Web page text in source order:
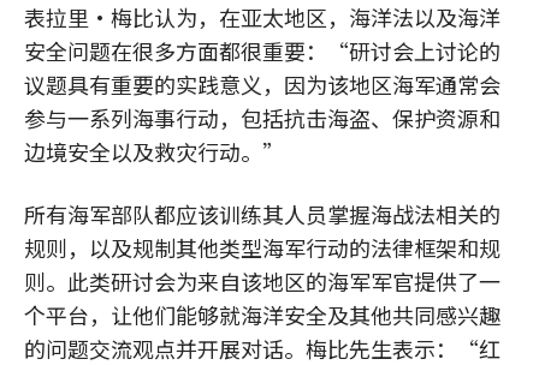
表拉里•梅比认为，在亚太地区，海洋法以及海洋
安全问题在很多方面都很重要：“研讨会上讨论的
议题具有重要的实践意义，因为该地区海军通常会
参与一系列海事行动，包括抗击海盗、保护资源和
边境安全以及救灾行动。”
所有海军部队都应该训练其人员掌握海战法相关的
规则，以及规制其他类型海军行动的法律框架和规
则。此类研讨会为来自该地区的海军军官提供了一
个平台，让他们能够就海洋安全及其他共同感兴趣
的问题交流观点并开展对话。梅比先生表示：“红